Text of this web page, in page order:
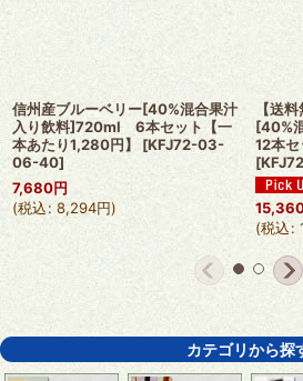
信州産ブルーベリー[40%混合果汁
入り飲料]720ml 6本セット【一
本あたり1,280円】
[KFJ72-03-
06-40]
7,680円
(税込: 8,294円)
【送
[40%
12本セ
[
(税込:
カテゴリから探